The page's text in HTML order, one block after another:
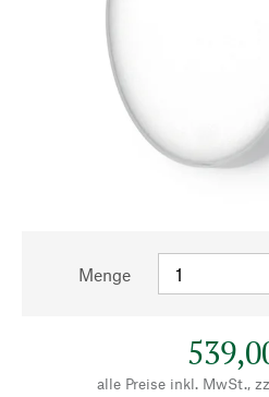
Menge
alle Preise inkl. MwSt.,